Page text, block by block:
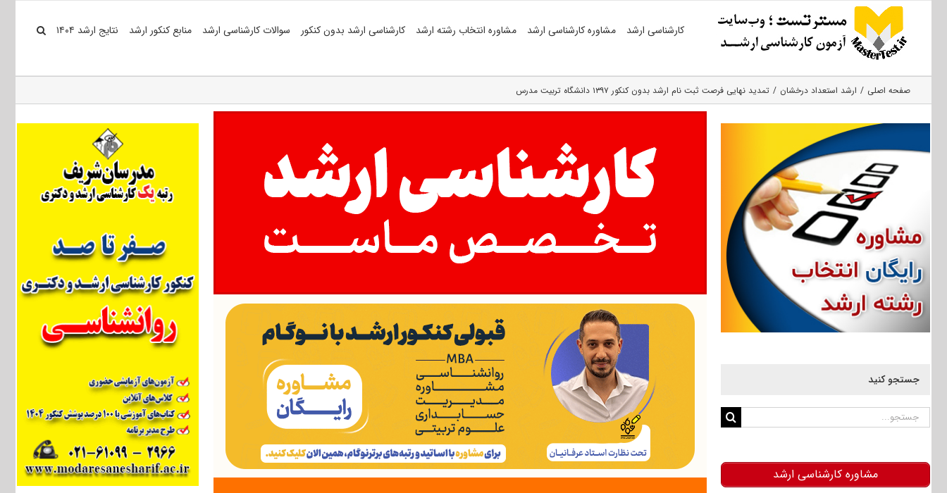
کارشناسی ارشد مشاوره کارشناسی ارشد مشاوره انتخاب رشته ارشد کارشناسی ارشد بدون کنکور سوالات کارشناسی ارشد منابع کنکور ارشد نتایج ارشد ۱۴۰۴
صفحه اصلی ارشد استعداد درخشان تمدید نهایی فرصت ثبت نام ارشد بدون کنکور ۱۳۹۷ دانشگاه تربیت مدرس
جستجو کنید
جستجو
مشاوره کارشناسی ارشد